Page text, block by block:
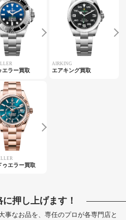
エラー買取
AIRKING
エアキング買取
ゥエラー買取
押し上げます！
事なお品を、専任のプロが各専門店と